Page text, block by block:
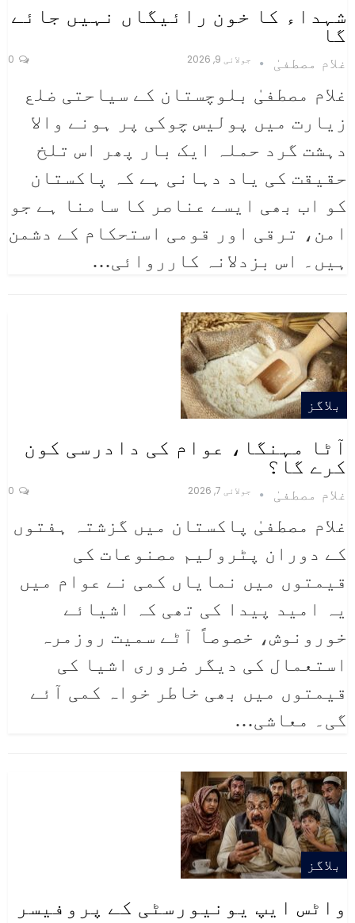
شہداء کا خون رائیگاں نہیں جائے
گا
غلام مصطفیٰ جولائی 9, 2026
غلام مصطفیٰ بلوچستان کے سیاحتی ضلع
زیارت میں پولیس چوکی پر ہونے والا
دہشت گرد حملہ ایک بار پھر اس تلخ
حقیقت کی یاد دہانی ہے کہ پاکستان
کو اب بھی ایسے عناصر کا سامنا ہے جو
امن، ترقی اور قومی استحکام کے دشمن
ہیں۔ اس بزدلانہ کارروائی…
بلاگز
آٹا مہنگا، عوام کی دادرسی کون
کرے گا؟
غلام مصطفیٰ جولائی 7, 2026
غلام مصطفیٰ پاکستان میں گزشتہ ہفتوں
کے دوران پٹرولیم مصنوعات کی
قیمتوں میں نمایاں کمی نے عوام میں
یہ امید پیدا کی تھی کہ اشیائے
خورونوش، خصوصاً آٹے سمیت روزمرہ
استعمال کی دیگر ضروری اشیا کی
قیمتوں میں بھی خاطر خواہ کمی آئے
گی۔ معاشی…
بلاگز
واٹس ایپ یونیورسٹی کے پروفیسر